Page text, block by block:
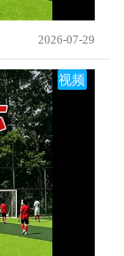
2026-07-29
视频